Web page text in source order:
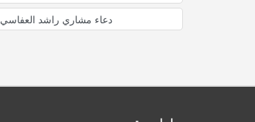
دعاء مشاري راشد العفاسي